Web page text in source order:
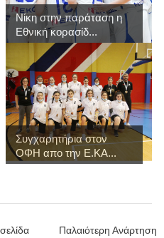
Νίκη στην παράταση η
Εθνική κορασίδ...
Συγχαρητήρια στον
ΟΦΗ απο την Ε.ΚΑ...
Παλαιότερη Ανάρτηση